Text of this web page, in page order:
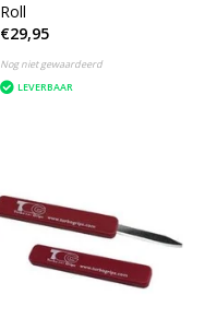
Roll
€29,95
Nog niet gewaardeerd
LEVERBAAR